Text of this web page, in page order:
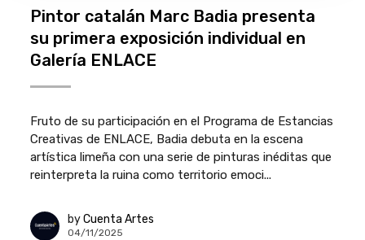
Pintor catalán Marc Badia presenta
su primera exposición individual en
Galería ENLACE
Fruto de su participación en el Programa de Estancias
Creativas de ENLACE, Badia debuta en la escena
artística limeña con una serie de pinturas inéditas que
reinterpreta la ruina como territorio emoci...
by Cuenta Artes
04/11/2025